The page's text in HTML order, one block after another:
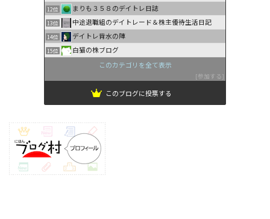
12位 まりも３５８のデイトレ日誌
13位 中途退職組のデイトレード＆株主優待生活日記
14位 デイトレ背水の陣
15位
白猫の株ブログ
このカテゴリを全て表示
参加する
このブログに投票する